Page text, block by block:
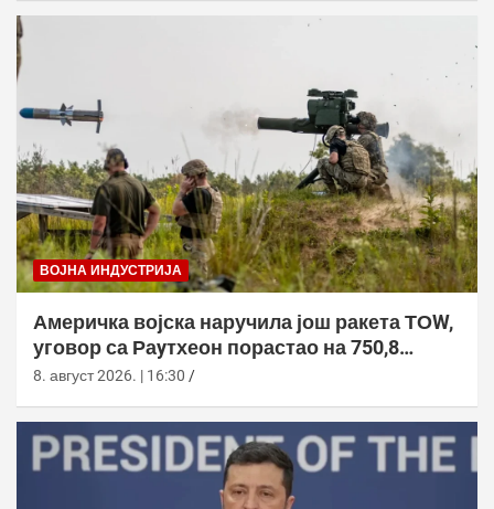
ВОЈНА ИНДУСТРИЈА
Америчка војска наручила још ракета ТОW,
уговор са Раyтхеон порастао на 750,8
милиона долара
8. август 2026. | 16:30